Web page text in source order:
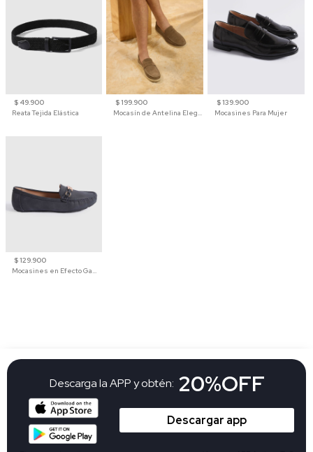
$ 49.900
Reata Tejida Elástica
$ 199.900
Mocasín de Antelina Elegante con Suela de Contraste Para Hombre
$ 139.900
Mocasines Para Mujer
$ 129.900
Mocasines en Efecto Gamuzado Para Mujer
Descarga la APP y obtén: 20%OFF
Descargar app